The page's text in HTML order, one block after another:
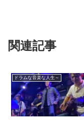
関連記事
ドラムな音楽な人生～